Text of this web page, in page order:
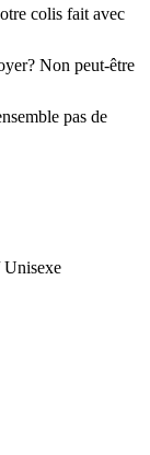
colis fait avec
Non peut-être
pas de
Unisexe